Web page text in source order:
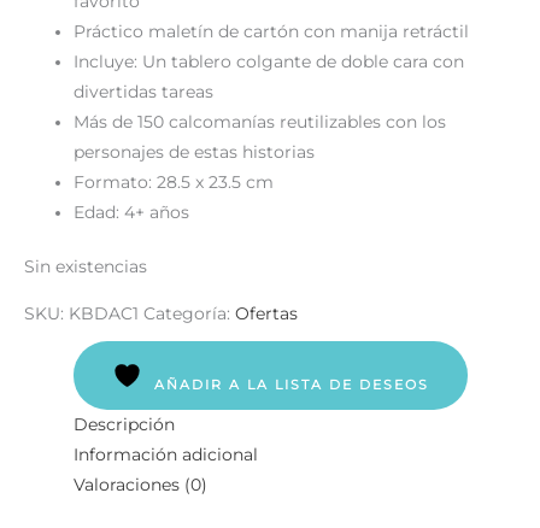
Práctico maletín de cartón con manija retráctil
Incluye: Un tablero colgante de doble cara con
divertidas tareas
Más de 150 calcomanías reutilizables con los
personajes de estas historias
Formato: 28.5 x 23.5 cm
Edad: 4+ años
Sin existencias
SKU: KBDAC1 Categoría: Ofertas
AÑADIR A LA LISTA DE DESEOS
Descripción
Información adicional
Valoraciones (0)